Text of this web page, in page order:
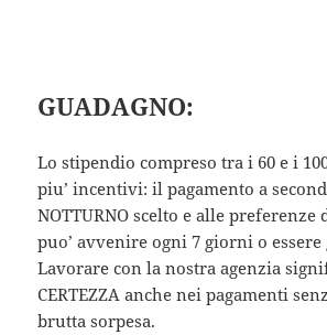
GUADAGNO:
Lo stipendio compreso tra i 60 e i
piu’ incentivi: il pagamento a
NOTTURNO scelto e alle preferenze
puo’ avvenire ogni 7 giorni o
Lavorare con la nostra agenzia
CERTEZZA anche nei pagamenti
brutta sorpesa.